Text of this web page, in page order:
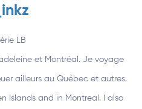
LB
et Montréal. Je voyage
ailleurs au Québec et autres.
Islands and in Montreal. I also